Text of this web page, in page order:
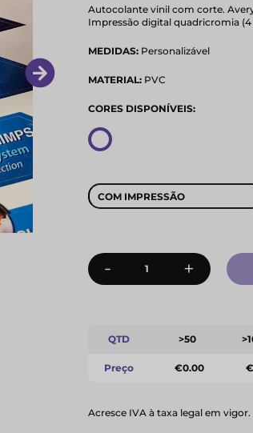
Autocolante vinil com corte.
Impressão digital quadricromia (4
MEDIDAS:Personalizável
MATERIAL:PVC
CORES DISPONÍVEIS:
COM IMPRESSÃO
- +
QTD >50
Preço €0.00
Acresce IVA à taxa legal em vigor.